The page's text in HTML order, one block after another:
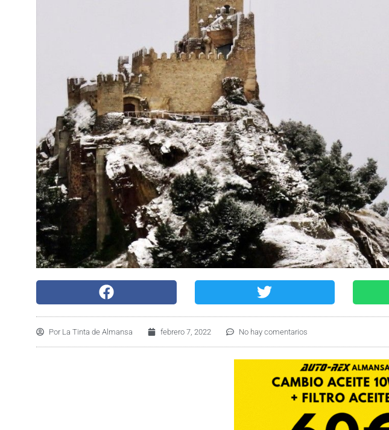
Por La Tinta de Almansa febrero 7, 2022 No hay comentarios